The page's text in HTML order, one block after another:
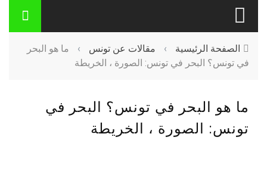
الصفحة الرئيسية › مقالات عن تونس ›
ما هو البحر
في تونس؟ البحر في تونس: الصورة ، الخريطة
ما هو البحر في تونس؟ البحر في
تونس: الصورة ، الخريطة